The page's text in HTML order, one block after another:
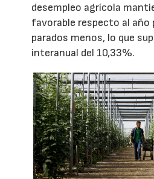
desempleo agrícola
favorable respecto al año
parados menos, lo que
interanual del 10,33%.